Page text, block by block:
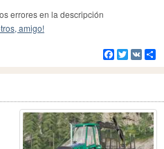
errores en la descripción
amigo!
Facebook
Twitter
VK